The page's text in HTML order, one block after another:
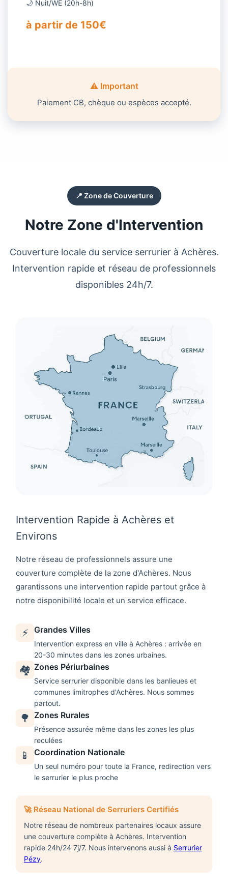
🌙 Nuit/WE (20h-8h)
à partir de 150€
⚠️ Important
Paiement CB, chèque ou espèces accepté.
📍 Zone de Couverture
Notre Zone d'Intervention
Couverture locale du service serrurierà Achères.
Intervention rapide et réseau de professionnels
disponibles 24h/7.
Intervention Rapide à Achères et
Environs
Notre réseau de professionnels assure une
couverture complète de la zone d'Achères. Nous
garantissons une intervention rapide partout grâce à
notre disponibilité locale et un service efficace.
⚡ Grandes Villes
Intervention express en ville à Achères : arrivée en
20-30 minutes dans les zones urbaines.
🏘️ Zones Périurbaines
Service serrurier disponible dans les banlieues et
communes limitrophes d'Achères. Nous sommes
partout.
🌳 Zones Rurales
Présence assurée même dans les zones les plus
reculées
📱 Coordination Nationale
Un seul numéro pour toute la France, redirection vers
le serrurier le plus proche
🚀 Réseau National de Serruriers Certifiés
Notre réseau de nombreux partenaires locaux assure
une couverture complète à Achères. Intervention
rapide 24h/24 7j/7. Nous intervenons aussi à Serrurier
Pézy.